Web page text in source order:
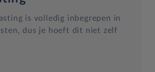
is volledig inbegrepen in
dus je hoeft dit niet zelf